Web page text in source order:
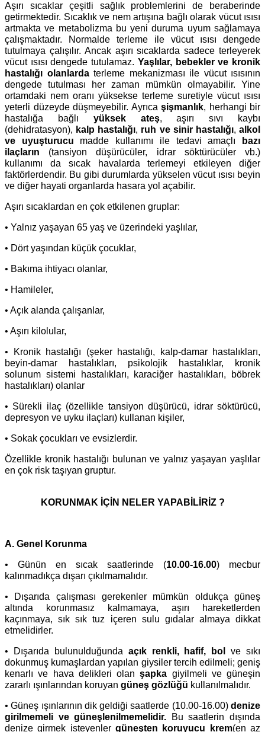
Aşırı sıcaklar çeşitli sağlık problemlerini de beraberinde
getirmektedir. Sıcaklık ve nem artışına bağlı olarak vücut ısısı
artmakta ve metabolizma bu yeni duruma uyum sağlamaya
çalışmaktadır. Normalde terleme ile vücut ısısı dengede
tutulmaya çalışılır. Ancak aşırı sıcaklarda sadece terleyerek
vücut ısısı dengede tutulamaz. Yaşlılar, bebekler ve kronik
hastalığı olanlardaterleme mekanizması ile vücut ısısının
dengede tutulması her zaman mümkün olmayabilir. Yine
ortamdaki nem oranı yüksekse terleme suretiyle vücut ısısı
yeterli düzeyde düşmeyebilir. Ayrıca şişmanlık, herhangi bir
hastalığa bağlı yüksek ateş, aşırı sıvı kaybı
(dehidratasyon), kalp hastalığı, ruh ve sinir hastalığı,alkol
ve uyuşturucu madde kullanımı ile tedavi amaçlı
bazı
ilaçların (tansiyon düşürücüler, idrar söktürücüler vb.)
kullanımı da sıcak havalarda terlemeyi etkileyen diğer
faktörlerdendir. Bu gibi durumlarda yükselen vücut ısısı beyin
ve diğer hayati organlarda hasara yol açabilir.
Aşırı sıcaklardan en çok etkilenen gruplar:
• Yalnız yaşayan 65 yaş ve üzerindeki yaşlılar,
• Dört yaşından küçük çocuklar,
• Bakıma ihtiyacı olanlar,
• Hamileler,
• Açık alanda çalışanlar,
• Aşırı kilolular,
• Kronik hastalığı (şeker hastalığı, kalp-damar hastalıkları,
beyin-damar hastalıkları, psikolojik hastalıklar, kronik
solunum sistemi hastalıkları, karaciğer hastalıkları, böbrek
hastalıkları) olanlar
• Sürekli ilaç (özellikle tansiyon düşürücü, idrar söktürücü,
depresyon ve uyku ilaçları) kullanan kişiler,
• Sokak çocukları ve evsizlerdir.
Özellikle kronik hastalığı bulunan ve yalnız yaşayan yaşlılar
en çok risk taşıyan gruptur.
KORUNMAK İÇİN NELER YAPABİLİRİZ ?
A. Genel Korunma
• Günün en sıcak saatlerinde (10.00-16.00) mecbur
kalınmadıkça dışarı çıkılmamalıdır.
• Dışarıda çalışması gerekenler mümkün oldukça güneş
altında korunmasız kalmamaya, aşırı hareketlerden
kaçınmaya, sık sık tuz içeren sulu gıdalar almaya dikkat
etmelidirler.
• Dışarıda bulunulduğunda açık renkli, hafif, bol
ve sıkı
dokunmuş kumaşlardan yapılan giysiler tercih edilmeli; geniş
kenarlı ve hava delikleri olanşapka giyilmeli ve güneşin
zararlı ışınlarından koruyan güneş gözlüğü kullanılmalıdır.
• Güneş ışınlarının dik geldiği saatlerde (10.00-16.00) denize
girilmemeli ve güneşlenilmemelidir. Bu saatlerin dışında
denize girmek isteyenler güneşten koruyucu krem(en az